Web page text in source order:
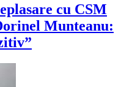
cu CSM
Munteanu: